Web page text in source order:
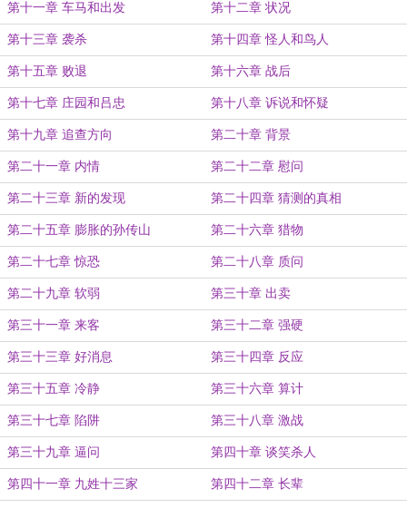
第十一章 车马和出发 第十二章 状况
第十三章 袭杀 第十四章 怪人和鸟人
第十五章 败退 第十六章 战后
第十七章 庄园和吕忠 第十八章 诉说和怀疑
第十九章 追查方向 第二十章 背景
第二十一章 内情 第二十二章 慰问
第二十三章 新的发现 第二十四章 猜测的真相
第二十五章 膨胀的孙传山 第二十六章 猎物
第二十七章 惊恐 第二十八章 质问
第二十九章 软弱 第三十章 出卖
第三十一章 来客 第三十二章 强硬
第三十三章 好消息 第三十四章 反应
第三十五章 冷静 第三十六章 算计
第三十七章 陷阱 第三十八章 激战
第三十九章 逼问 第四十章 谈笑杀人
第四十一章 九姓十三家 第四十二章 长辈